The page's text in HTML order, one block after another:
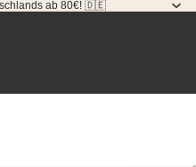
ab 80€! 🇩🇪